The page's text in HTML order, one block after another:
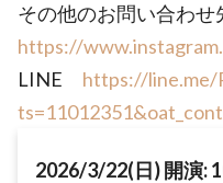
その他のお問い合わ
https://
LINE https://line.me/
2026/3/22(日) 開演: